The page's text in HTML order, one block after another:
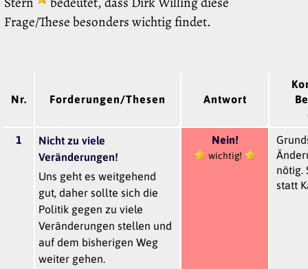
Frage/These besonders wichtig findet.
Nr. Forderungen/Thesen Antwort
1
Nicht zu viele
Veränderungen!
Uns geht es weitgehend
gut, daher sollte sich die
Politik gegen zu viele
Veränderungen stellen und
auf dem bisherigen Weg
weiter gehen.
Nein!
wichtig!
nötig.
statt